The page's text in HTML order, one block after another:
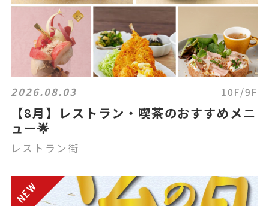
2026.08.03 10F/9F
【8月】レストラン・喫茶のおすすめメニ
ュー🌟
レストラン街